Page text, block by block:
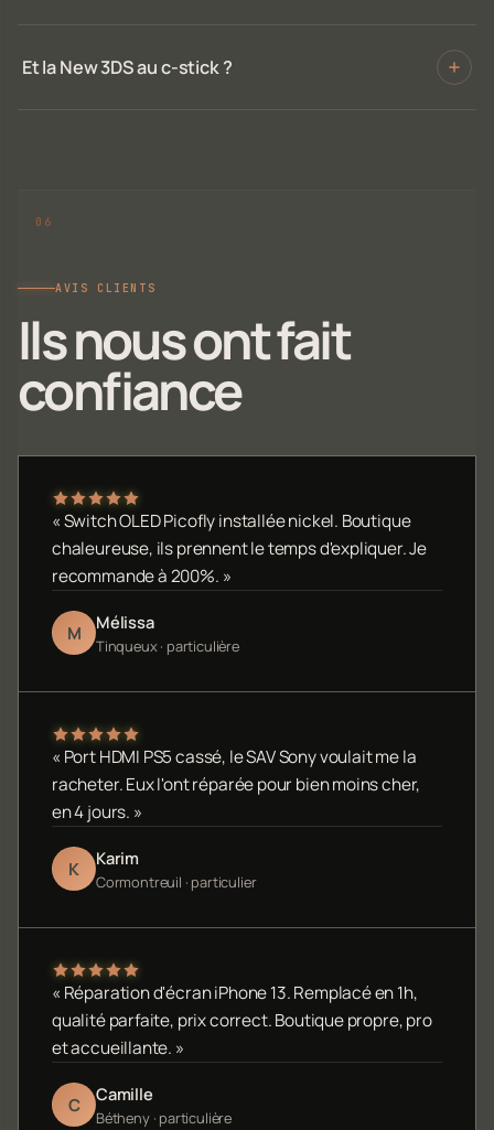
Et la New 3DS au c-stick ?
AVIS CLIENTS
Ils nous ont fait
confiance
« Switch OLED Picofly installée nickel. Boutique
chaleureuse, ils prennent le temps d'expliquer. Je
recommande à 200%. »
M Mélissa
Tinqueux · particulière
« Port HDMI PS5 cassé, le SAV Sony voulait me la
racheter. Eux l'ont réparée pour bien moins cher,
en 4 jours. »
K Karim
Cormontreuil · particulier
« Réparation d'écran iPhone 13. Remplacé en 1h,
qualité parfaite, prix correct. Boutique propre, pro
et accueillante. »
C Camille
Bétheny · particulière